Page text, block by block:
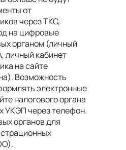
от
через ТКС,
на цифровые
органом (личный
личный кабинет
на сайте
Возможность
электронные
налогового органа
УКЭП через телефон.
органов для